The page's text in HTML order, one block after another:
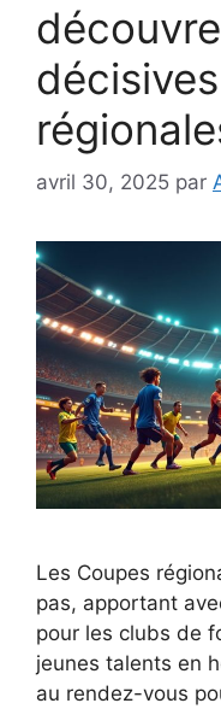
avril 30, 2025 par
Les Coupes
pas, apportant
pour les clubs de
jeunes talents en
au rendez-vous